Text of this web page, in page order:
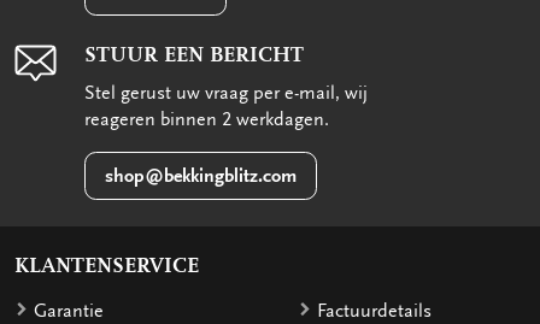
STUUR EEN BERICHT
Stel gerust uw vraag per e-mail, wij
reageren binnen 2 werkdagen.
shop@bekkingblitz.com
KLANTENSERVICE
Garantie
Factuurdetails